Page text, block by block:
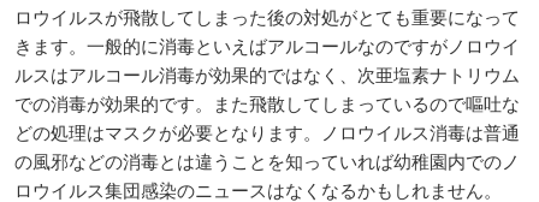
ロウイルスが飛散してしまった後の対処がとても重要になって
きます。一般的に消毒といえばアルコールなのですがノロウイ
ルスはアルコール消毒が効果的ではなく、次亜塩素ナトリウム
での消毒が効果的です。また飛散してしまっているので嘔吐な
どの処理はマスクが必要となります。ノロウイルス消毒は普通
の風邪などの消毒とは違うことを知っていれば幼稚園内でのノ
ロウイルス集団感染のニュースはなくなるかもしれません。